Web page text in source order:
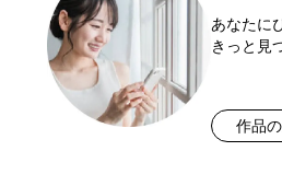
あなたに
きっと見
作品